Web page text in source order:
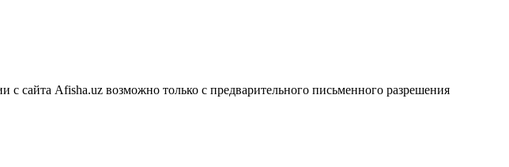
сайта Afisha.uz возможно только с предварительного письменного разрешения